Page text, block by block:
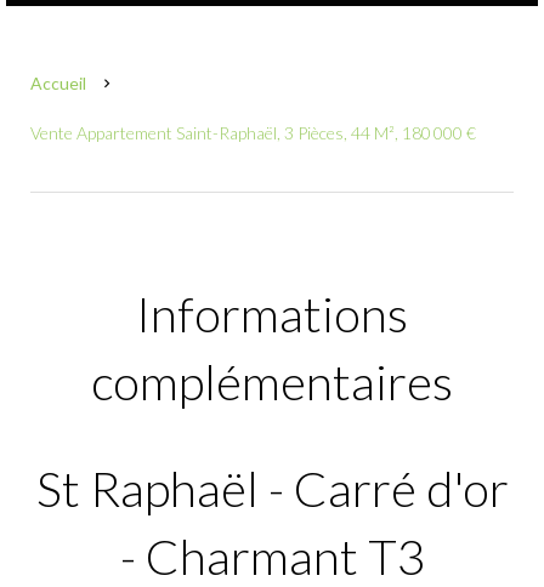
Accueil
Vente Appartement Saint-Raphaël, 3 Pièces, 44 M², 180 000 €
Informations
complémentaires
St Raphaël - Carré d'or
- Charmant T3